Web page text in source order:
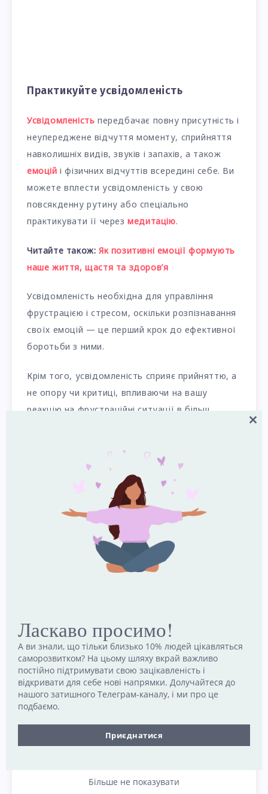
Практикуйте усвідомленість
Усвідомленість передбачає повну присутність і
неупереджене відчуття моменту, сприйняття
навколишніх видів, звуків і запахів, а також
емоцій і фізичних відчуттів всередині себе. Ви
можете вплести усвідомленість у свою
повсякденну рутину або спеціально
практикувати її черезмедитацію.
Читайте також: Як позитивні емоції формують
наше життя, щастя та здоров’я
Усвідомленість необхідна для управління
фрустрацією і стресом, оскільки розпізнавання
своїх емоцій — це перший крок до ефективної
боротьби з ними.
Крім того, усвідомленість сприяє прийняттю, а
не опору чи критиці, впливаючи на вашу
реакцію на фрустраційні ситуації в більш
Використовуйте різні техніки
Коли ви помічаєте, що ваше терпіння
вичерпується, а рівень фрустрації, емоційності
та стресу зростає, є кілька стратегій, які ви
можете застосувати, щоб відновити
самовладання. Підвищення толерантності до
свій добробут.
Вчасно перехопивши стресову реакцію, ви
зможете реагувати більш спокійно, уникаючи
дій, про які згодом можете пошкодувати.
Close
Ласкаво просимо!
А ви знали, що тільки близько 10% людей цікавляться
саморозвитком? На цьому шляху вкрай важливо
постійно підтримувати свою зацікавленість і
відкривати для себе нові напрямки. Долучайтеся до
нашого затишного Телеграм-каналу, і ми про це
подбаємо.
Приєднатися
Більше не показувати